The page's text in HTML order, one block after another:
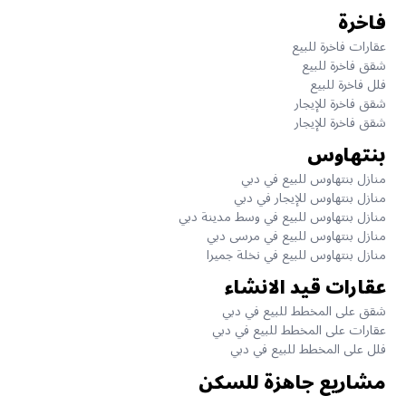
فاخرة
عقارات فاخرة للبيع
شقق فاخرة للبيع
فلل فاخرة للبيع
شقق فاخرة للإيجار
شقق فاخرة للإيجار
بنتهاوس
منازل بنتهاوس للبيع في دبي
منازل بنتهاوس للإيجار في دبي
منازل بنتهاوس للبيع في وسط مدينة دبي
منازل بنتهاوس للبيع في مرسى دبي
منازل بنتهاوس للبيع في نخلة جميرا
عقارات قيد الانشاء
شقق على المخطط للبيع في دبي
عقارات على المخطط للبيع في دبي
فلل على المخطط للبيع في دبي
مشاريع جاهزة للسكن